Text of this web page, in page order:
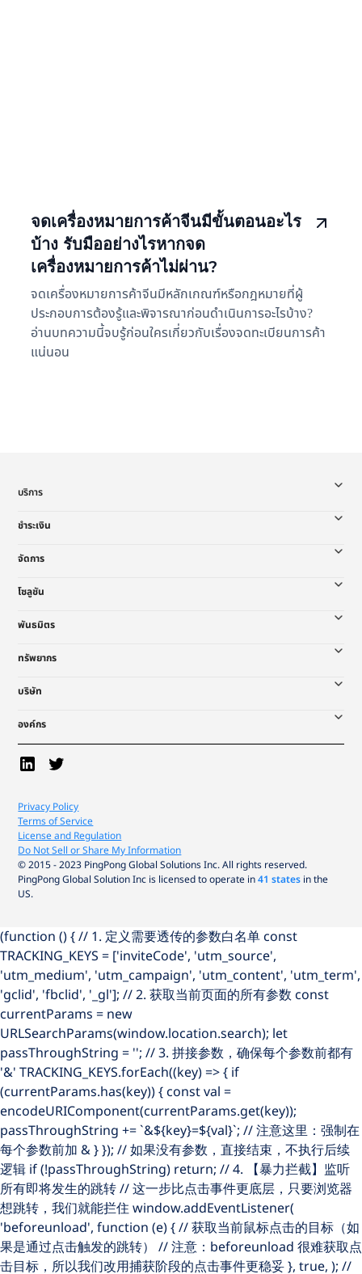
จดเครื่องหมายการค้าจีนมีขั้นตอนอะไร
บ้าง รับมืออย่างไรหากจด
เครื่องหมายการค้าไม่ผ่าน?
จดเครื่องหมายการค้าจีนมีหลักเกณฑ์หรือกฎหมายที่ผู้
ประกอบการต้องรู้และพิจารณาก่อนดำเนินการอะไรบ้าง?
อ่านบทความนี้จบรู้ก่อนใครเกี่ยวกับเรื่องจดทะเบียนการค้า
แน่นอน
บริการ
ชำระเงิน
จัดการ
โซลูชัน
พันธมิตร
ทรัพยากร
บริษัท
องค์กร
Privacy Policy
Terms of Service
License and Regulation
Do Not Sell or Share My Information
© 2015 - 2023 PingPong Global Solutions Inc. All rights reserved.
PingPong Global Solution Inc is licensed to operate in41 states in the
US.
(function () { // 1. 定义需要透传的参数白名单 const
TRACKING_KEYS = ['inviteCode', 'utm_source',
'utm_medium', 'utm_campaign', 'utm_content', 'utm_term',
'gclid', 'fbclid', '_gl']; // 2. 获取当前页面的所有参数 const
currentParams = new
URLSearchParams(window.location.search); let
passThroughString = ''; // 3. 拼接参数，确保每个参数前都有
'&' TRACKING_KEYS.forEach((key) => { if
(currentParams.has(key)) { const val =
encodeURIComponent(currentParams.get(key));
passThroughString += `&${key}=${val}`; // 注意这里：强制在
每个参数前加 & } }); // 如果没有参数，直接结束，不执行后续
逻辑 if (!passThroughString) return; // 4. 【暴力拦截】监听
所有即将发生的跳转 // 这一步比点击事件更底层，只要浏览器
想跳转，我们就能拦住 window.addEventListener(
'beforeunload', function (e) { // 获取当前鼠标点击的目标（如
果是通过点击触发的跳转） // 注意：beforeunload 很难获取点
击目标，所以我们改用捕获阶段的点击事件更稳妥 }, true, ); //